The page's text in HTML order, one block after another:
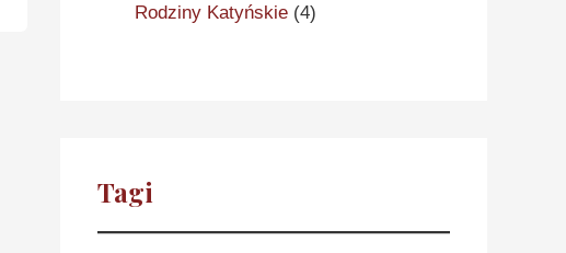
Rodziny Katyńskie (4)
Tagi